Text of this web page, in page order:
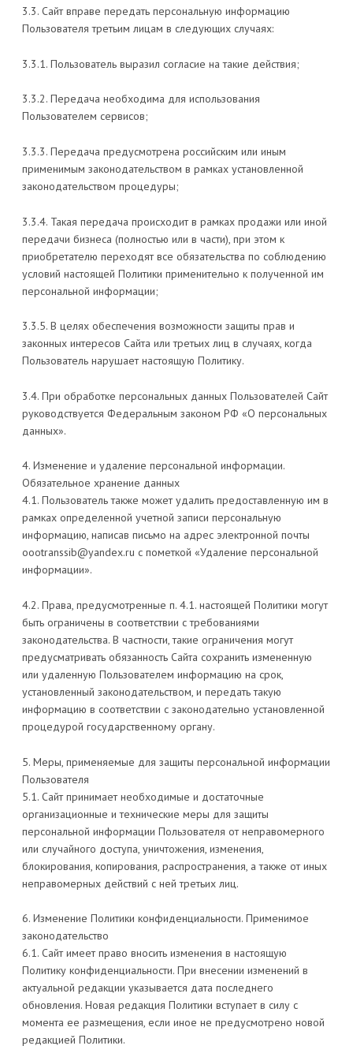
3.3. Сайт вправе передать персональную информацию
Пользователя третьим лицам в следующих случаях:
3.3.1. Пользователь выразил согласие на такие действия;
3.3.2. Передача необходима для использования
Пользователем сервисов;
3.3.3. Передача предусмотрена российским или иным
применимым законодательством в рамках установленной
законодательством процедуры;
3.3.4. Такая передача происходит в рамках продажи или иной
передачи бизнеса (полностью или в части), при этом к
приобретателю переходят все обязательства по соблюдению
условий настоящей Политики применительно к полученной им
персональной информации;
3.3.5. В целях обеспечения возможности защиты прав и
законных интересов Сайта или третьих лиц в случаях, когда
Пользователь нарушает настоящую Политику.
3.4. При обработке персональных данных Пользователей Сайт
руководствуется Федеральным законом РФ «О персональных
данных».
4. Изменение и удаление персональной информации.
Обязательное хранение данных
4.1. Пользователь также может удалить предоставленную им в
рамках определенной учетной записи персональную
информацию, написав письмо на адрес электронной почты
oootranssib@yandex.ru с пометкой «Удаление персональной
информации».
4.2. Права, предусмотренные п. 4.1. настоящей Политики могут
быть ограничены в соответствии с требованиями
законодательства. В частности, такие ограничения могут
предусматривать обязанность Сайта сохранить измененную
или удаленную Пользователем информацию на срок,
установленный законодательством, и передать такую
информацию в соответствии с законодательно установленной
процедурой государственному органу.
5. Меры, применяемые для защиты персональной информации
Пользователя
5.1. Сайт принимает необходимые и достаточные
организационные и технические меры для защиты
персональной информации Пользователя от неправомерного
или случайного доступа, уничтожения, изменения,
блокирования, копирования, распространения, а также от иных
неправомерных действий с ней третьих лиц.
6. Изменение Политики конфиденциальности. Применимое
законодательство
6.1. Сайт имеет право вносить изменения в настоящую
Политику конфиденциальности. При внесении изменений в
актуальной редакции указывается дата последнего
обновления. Новая редакция Политики вступает в силу с
момента ее размещения, если иное не предусмотрено новой
редакцией Политики.